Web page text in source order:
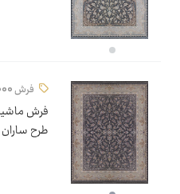
فرش 1000 شانه کاشان
طرح